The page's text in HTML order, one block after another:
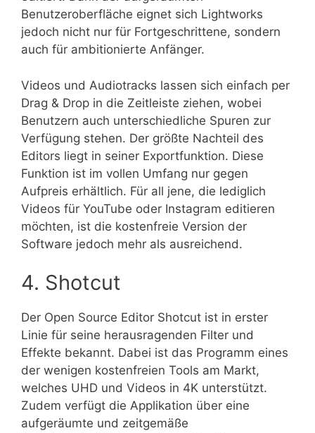
Benutzeroberfläche eignet sich Lightworks
jedoch nicht nur für Fortgeschrittene, sondern
auch für ambitionierte Anfänger.
Videos und Audiotracks lassen sich einfach per
Drag & Drop in die Zeitleiste ziehen, wobei
Benutzern auch unterschiedliche Spuren zur
Verfügung stehen. Der größte Nachteil des
Editors liegt in seiner Exportfunktion. Diese
Funktion ist im vollen Umfang nur gegen
Aufpreis erhältlich. Für all jene, die lediglich
Videos für YouTube oder Instagram editieren
möchten, ist die kostenfreie Version der
Software jedoch mehr als ausreichend.
4. Shotcut
Der Open Source Editor Shotcut ist in erster
Linie für seine herausragenden Filter und
Effekte bekannt. Dabei ist das Programm eines
der wenigen kostenfreien Tools am Markt,
welches UHD und Videos in 4K unterstützt.
Zudem verfügt die Applikation über eine
aufgeräumte und zeitgemäße